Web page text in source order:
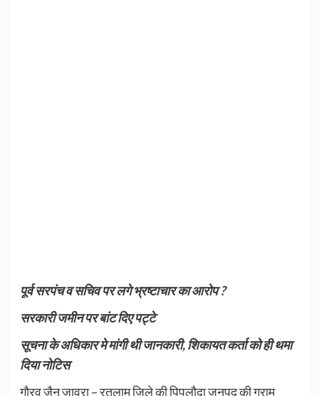
पूर्व सरपंच व सचिव पर लगे भ्रष्टाचार का आरोप ?
सरकारी जमीन पर बांट दिए पट्टे
सूचना के अधिकार मे मांगी थी जानकारी, शिकायत कर्ता को ही थमा
दिया नोटिस
गौरव जैन जावरा – रतलाम जिले की पिपलौदा जनपद की ग्राम